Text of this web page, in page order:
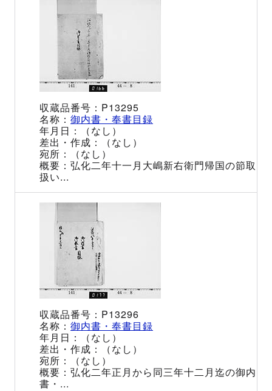
P13295
御内書・奉書目録
（なし）
（なし）
（なし）
弘化二年十一月大嶋新右衛門帰国の節取
扱い...
P13296
御内書・奉書目録
（なし）
（なし）
（なし）
弘化二年正月から同三年十二月迄の御内
書・...